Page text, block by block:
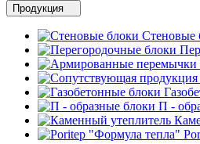
Продукция
Стеновые
П -